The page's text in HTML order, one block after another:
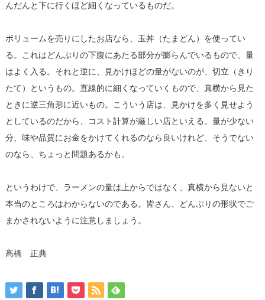
んだんと下に行くほど細くなっているものだ。
ボリュームを売りにしたお店なら、玉丼（たまどん）を使ってい
る。これはどんぶりの下腹にあたる部分が膨らんでいるもので、量
はよく入る。それと逆に、見かけほどの量がないのが、切立（きり
たて）というもの。直線的に細くなっていくもので、真横から見た
ときに逆三角形に近いもの。こういう店は、見かけを多く見せよう
としているのだから、コスト計算が厳しい店といえる。量が少ない
分、味や品質にお金をかけてくれるのなら良いけれど、そうでない
のなら、ちょっと問題あるかも。
というわけで、ラーメンの量は上からではなく、真横から見ないと
本当のところはわからないのである。皆さん、どんぶりの形状でご
まかされないように注意しましょう。
髙橋 正典